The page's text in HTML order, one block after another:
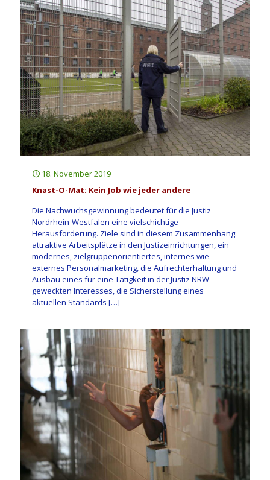
18. November 2019
Knast-O-Mat: Kein Job wie jeder andere
Die Nachwuchsgewinnung bedeutet für die Justiz
Nordrhein-Westfalen eine vielschichtige
Herausforderung. Ziele sind in diesem Zusammenhang:
attraktive Arbeitsplätze in den Justizeinrichtungen, ein
modernes, zielgruppenorientiertes, internes wie
externes Personalmarketing, die Aufrechterhaltung und
Ausbau eines für eine Tätigkeit in der Justiz NRW
geweckten Interesses, die Sicherstellung eines
aktuellen Standards […]